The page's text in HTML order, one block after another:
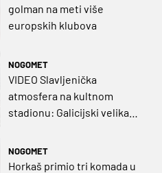
golman na meti više
europskih klubova
NOGOMET
VIDEO Slavljenička
atmosfera na kultnom
stadionu: Galicijski velikan
NOGOMET
Horkaš primio tri komada u